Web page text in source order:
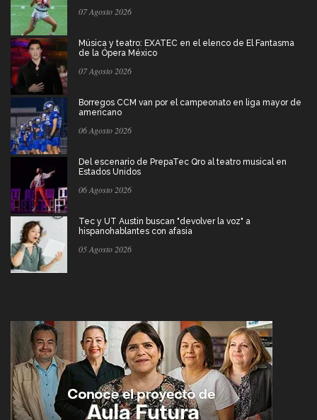
07 Agosto 2026
Música y teatro: EXATEC en el elenco de El Fantasma
de la Ópera México
07 Agosto 2026
Borregos CCM van por el campeonato en liga mayor de
americano
06 Agosto 2026
Del escenario de PrepaTec Qro al teatro musical en
Estados Unidos
06 Agosto 2026
Tec y UT Austin buscan "devolver la voz" a
hispanohablantes con afasia
05 Agosto 2026